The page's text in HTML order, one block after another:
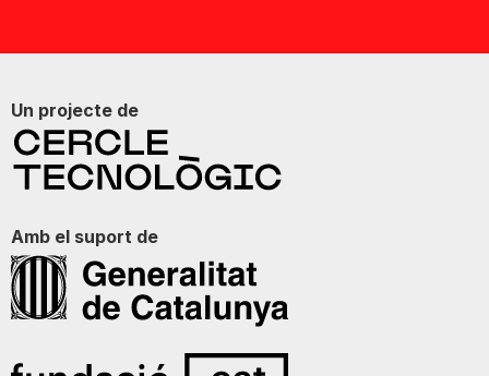
Un projecte de
Amb el suport de